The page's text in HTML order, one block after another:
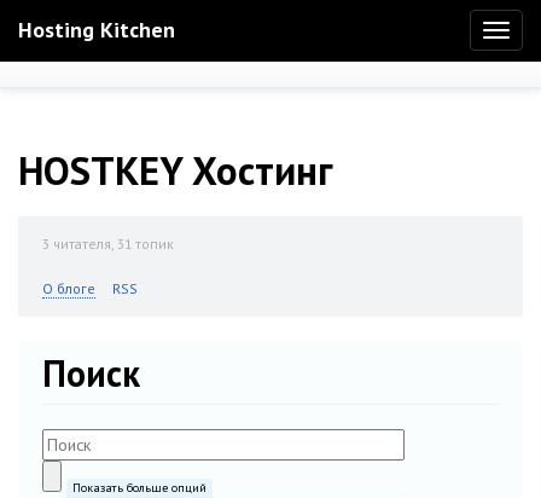
Hosting Kitchen
HOSTKEY Хостинг
3 читателя, 31 топик
О блоге RSS
Поиск
Показать больше опций